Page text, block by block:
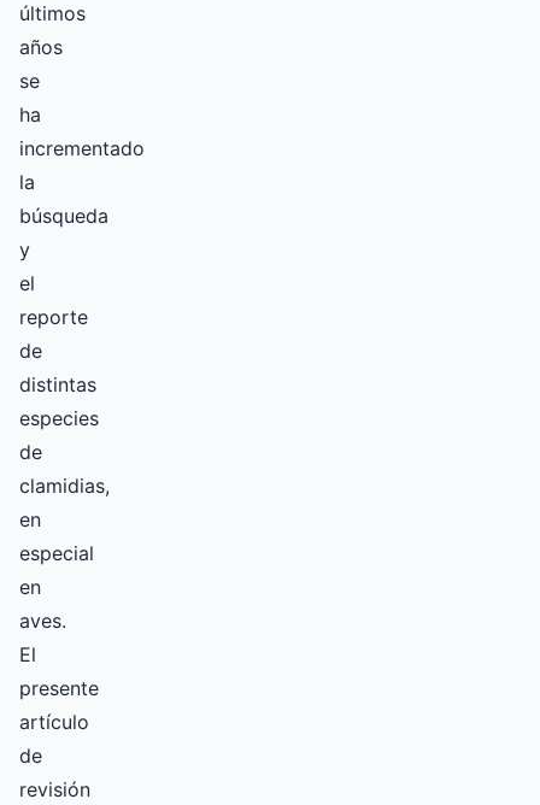
últimos
años
se
ha
incrementado
la
búsqueda
y
el
reporte
de
distintas
especies
de
clamidias,
en
especial
en
aves.
El
presente
artículo
de
revisión